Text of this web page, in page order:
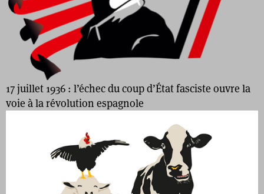
17 juillet 1936 : l’échec du coup d’État fasciste ouvre la
voie à la révolution espagnole